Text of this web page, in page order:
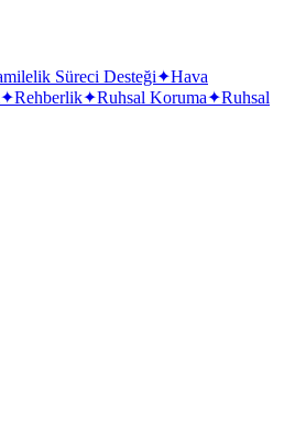
Süreci Desteği✦Hava
✦Rehberlik✦Ruhsal Koruma✦Ruhsal